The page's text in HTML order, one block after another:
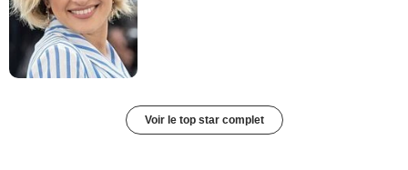
Voir le top star complet